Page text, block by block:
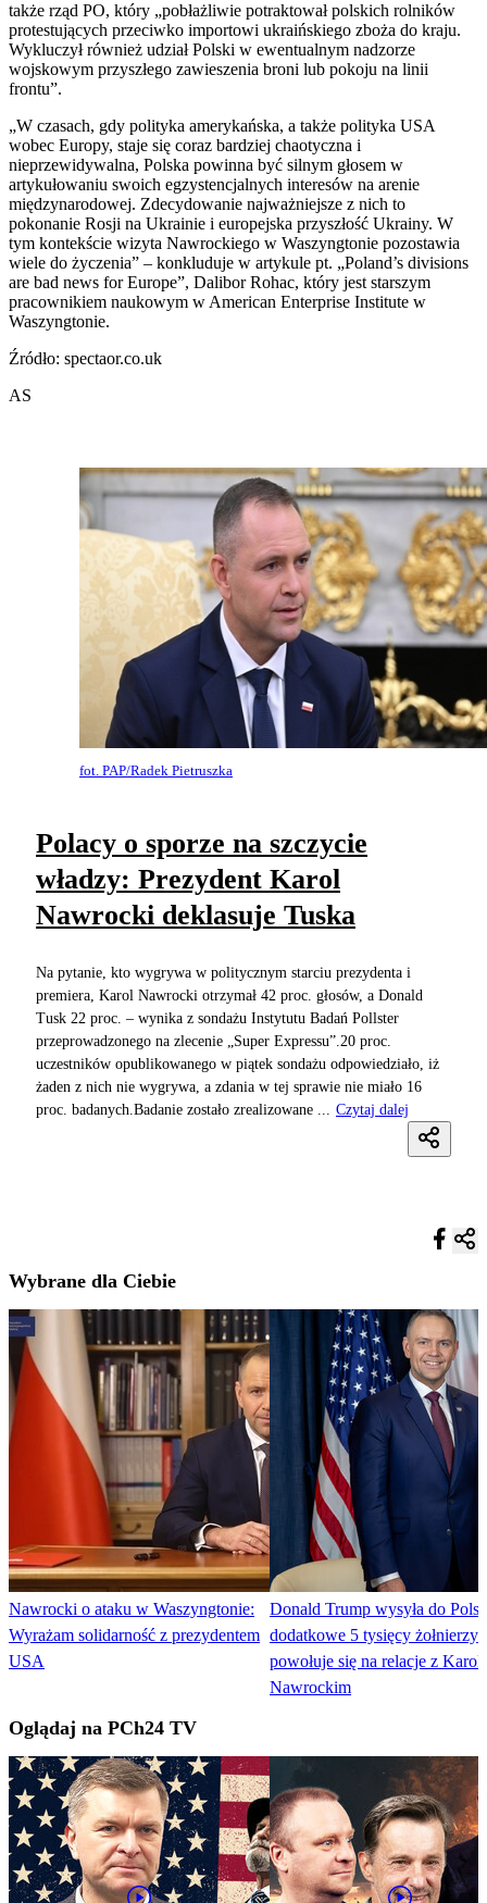
także rząd PO, który „pobłażliwie potraktował polskich rolników
protestujących przeciwko importowi ukraińskiego zboża do kraju.
Wykluczył również udział Polski w ewentualnym nadzorze
wojskowym przyszłego zawieszenia broni lub pokoju na linii
frontu”.
„W czasach, gdy polityka amerykańska, a także polityka USA
wobec Europy, staje się coraz bardziej chaotyczna i
nieprzewidywalna, Polska powinna być silnym głosem w
artykułowaniu swoich egzystencjalnych interesów na arenie
międzynarodowej. Zdecydowanie najważniejsze z nich to
pokonanie Rosji na Ukrainie i europejska przyszłość Ukrainy. W
tym kontekście wizyta Nawrockiego w Waszyngtonie pozostawia
wiele do życzenia” – konkluduje w artykule pt. „Poland’s divisions
are bad news for Europe”, Dalibor Rohac, który jest starszym
pracownikiem naukowym w American Enterprise Institute w
Waszyngtonie.
Źródło: spectaor.co.uk
AS
fot. PAP/Radek Pietruszka
Polacy o sporze na szczycie
władzy: Prezydent Karol
Nawrocki deklasuje Tuska
Na pytanie, kto wygrywa w politycznym starciu prezydenta i
premiera, Karol Nawrocki otrzymał 42 proc. głosów, a Donald
Tusk 22 proc. – wynika z sondażu Instytutu Badań Pollster
przeprowadzonego na zlecenie „Super Expressu”.20 proc.
uczestników opublikowanego w piątek sondażu odpowiedziało, iż
żaden z nich nie wygrywa, a zdania w tej sprawie nie miało 16
proc. badanych.Badanie zostało zrealizowane ...
Czytaj dalej
Wybrane dla Ciebie
Nawrocki o ataku w Waszyngtonie:
Wyrażam solidarność z prezydentem
USA
Donald Trump wysyła do
dodatkowe 5 tysięcy żołnierzy i
powołuje się na relacje z
Nawrockim
Oglądaj na PCh24 TV